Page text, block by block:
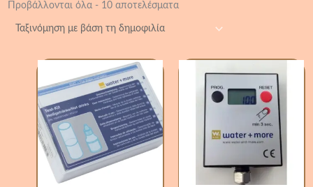
Προβάλλονται όλα - 10 αποτελέσματα
BWT
σετ
μέτρησης
ανθρακικής
και
ολικής
σκληρότητας
νερού
ποσότητα
BWT
Aqua
Meter
ποσότητα